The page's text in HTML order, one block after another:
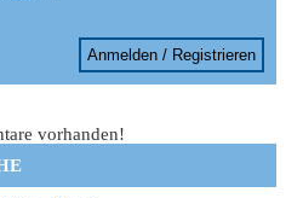
Anmelden / Registrieren
vorhanden!